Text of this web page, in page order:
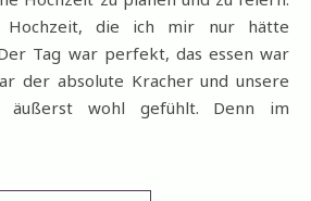
Hochzeit, die ich mir nur hätte
Tag war perfekt, das essen war
der absolute Kracher und unsere
äußerst wohl gefühlt. Denn im